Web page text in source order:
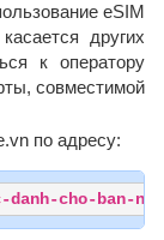
eSIM
других
к оператору
совместимой
по адресу:
cho-ban-